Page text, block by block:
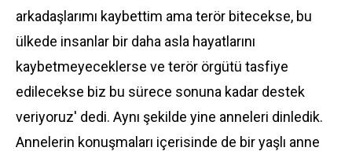
arkadaşlarımı kaybettim ama terör bitecekse, bu
ülkede insanlar bir daha asla hayatlarını
kaybetmeyeceklerse ve terör örgütü tasfiye
edilecekse biz bu sürece sonuna kadar destek
veriyoruz' dedi. Aynı şekilde yine anneleri dinledik.
Annelerin konuşmaları içerisinde de bir yaşlı anne